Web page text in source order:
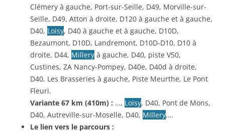
Clémery à gauche, Port-sur-Seille, D49, Morville-sur-
Seille, D49, Atton à droite, D120 à gauche et à gauche,
D40, Loisy, D40 à gauche et à gauche, D10D,
Bezaumont, D10D, Landremont, D10D-D10, D10 à
droite, D44, Millery à gauche, D40, piste V50,
Custines, ZA Nancy-Pompey, D40e, D40d à droite,
D40, Les Brasseries à gauche, Piste Meurthe, Le Pont
Fleuri.
Variante 67 km (410m) : …, Loisy, D40, Pont de Mons,
D40, Autreville-sur-Moselle, D40, Millery,…
Le lien vers le parcours :